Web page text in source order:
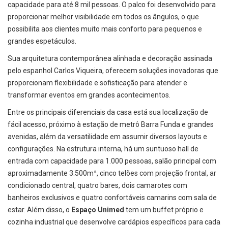
capacidade para até 8 mil pessoas. O palco foi desenvolvido para
proporcionar melhor visibilidade em todos os ângulos, o que
possibilita aos clientes muito mais conforto para pequenos e
grandes espetáculos.
Sua arquitetura contemporânea alinhada e decoração assinada
pelo espanhol Carlos Viqueira, oferecem soluções inovadoras que
proporcionam flexibilidade e sofisticação para atender e
transformar eventos em grandes acontecimentos.
Entre os principais diferenciais da casa está sua localização de
fácil acesso, próximo à estação de metrô Barra Funda e grandes
avenidas, além da versatilidade em assumir diversos layouts e
configurações. Na estrutura interna, há um suntuoso hall de
entrada com capacidade para 1.000 pessoas, salão principal com
aproximadamente 3.500m², cinco telões com projeção frontal, ar
condicionado central, quatro bares, dois camarotes com
banheiros exclusivos e quatro confortáveis camarins com sala de
estar. Além disso, o Espaço Unimed tem um buffet próprio e
cozinha industrial que desenvolve cardápios específicos para cada